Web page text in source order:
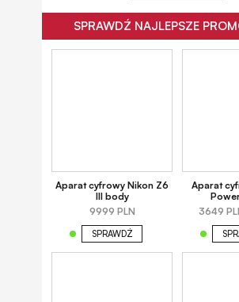
SPRAWDŹ NAJLEPSZE
Aparat cyfrowy Nikon Z6
III body
9999 PLN
SPRAWDŹ
Aparat
3649